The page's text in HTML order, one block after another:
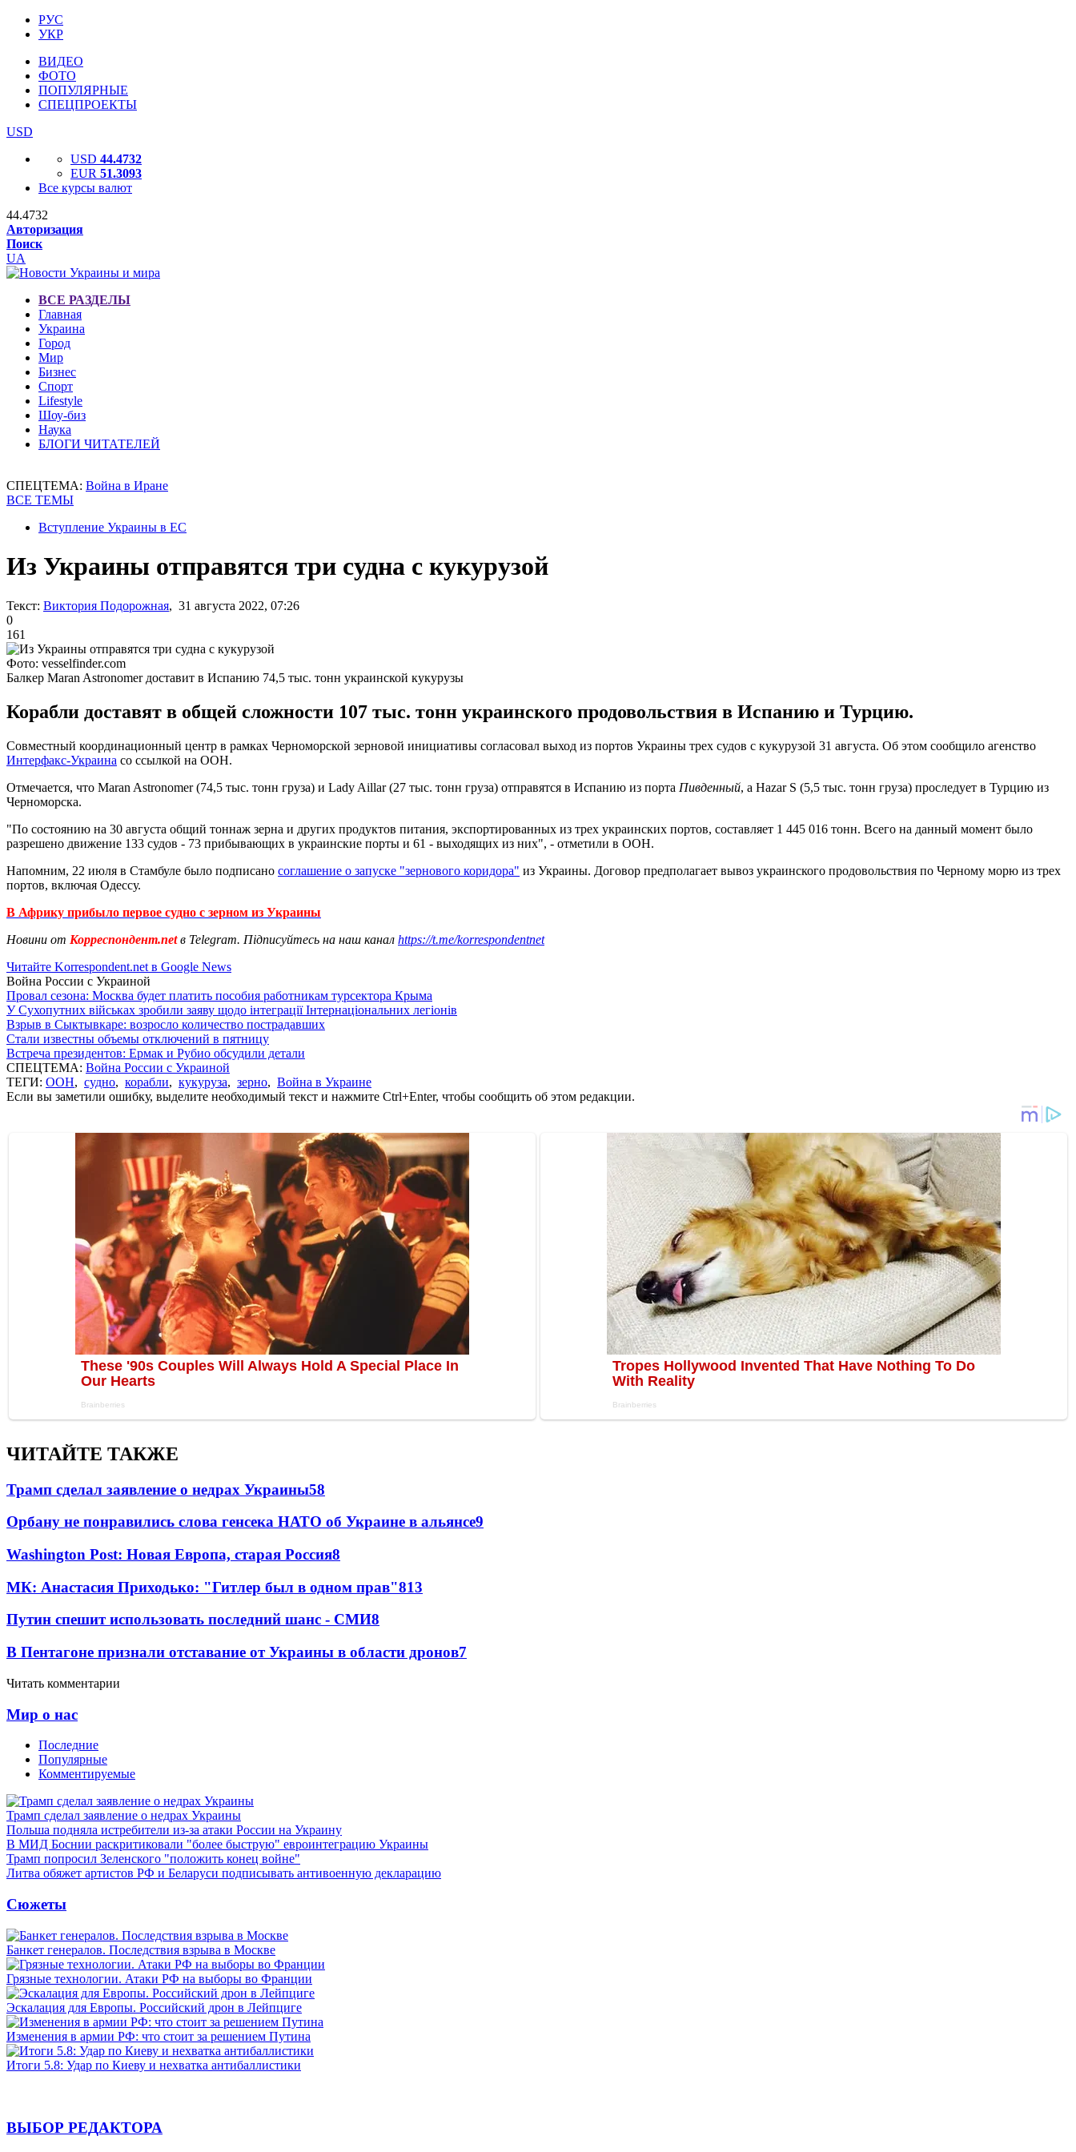
РУС
УКР
ВИДЕО
ФОТО
ПОПУЛЯРНЫЕ
СПЕЦПРОЕКТЫ
USD
USD 44.4732
EUR 51.3093
Все курсы валют
44.4732
Авторизация
Поиск
UA
ВСЕ РАЗДЕЛЫ
Главная
Украина
Город
Мир
Бизнес
Спорт
Lifestyle
Шоу-биз
Наука
БЛОГИ ЧИТАТЕЛЕЙ
СПЕЦТЕМА: Война в Иране
ВСЕ ТЕМЫ
Вступление Украины в ЕС
Из Украины отправятся три судна с кукурузой
Текст: Виктория Подорожная, 31 августа 2022, 07:26
0
161
Фото: vesselfinder.com
Балкер Maran Astronomer доставит в Испанию 74,5 тыс. тонн украинской кукурузы
Корабли доставят в общей сложности 107 тыс. тонн украинского продовольствия в Испанию и Турцию.
Совместный координационный центр в рамках Черноморской зерновой инициативы согласовал выход из портов Украины трех судов с кукурузой 31 августа. Об этом сообщило агенство
Интерфакс-Украина со ссылкой на ООН.
Отмечается, что Maran Astronomer (74,5 тыс. тонн груза) и Lady Aillar (27 тыс. тонн груза) отправятся в Испанию из порта Пивденный, а Hazar S (5,5 тыс. тонн груза) проследует в Турцию из
Черноморска.
"По состоянию на 30 августа общий тоннаж зерна и других продуктов питания, экспортированных из трех украинских портов, составляет 1 445 016 тонн. Всего на данный момент было
разрешено движение 133 судов - 73 прибывающих в украинские порты и 61 - выходящих из них", - отметили в ООН.
Напомним, 22 июля в Стамбуле было подписано соглашение о запуске "зернового коридора" из Украины. Договор предполагает вывоз украинского продовольствия по Черному морю из трех
портов, включая Одессу.
В Африку прибыло первое судно с зерном из Украины
Новини от Корреспондент.netв Telegram. Підписуйтесь на наш канал https://t.me/korrespondentnet
Читайте Korrespondent.net в Google News
Война России с Украиной
Провал сезона: Москва будет платить пособия работникам турсектора Крыма
У Сухопутних військах зробили заяву щодо інтеграції Інтернаціональних легіонів
Взрыв в Сыктывкаре: возросло количество пострадавших
Стали известны объемы отключений в пятницу
Встреча президентов: Ермак и Рубио обсудили детали
СПЕЦТЕМА: Война России с Украиной
ТЕГИ: ООН, судно, корабли, кукуруза, зерно, Война в Украине
Если вы заметили ошибку, выделите необходимый текст и нажмите Ctrl+Enter, чтобы сообщить об этом редакции.
ЧИТАЙТЕ ТАКЖЕ
Трамп сделал заявление о недрах Украины58
Орбану не понравились слова генсека НАТО об Украине в альянсе9
Washington Post: Новая Европа, старая Россия8
МК: Анастасия Приходько: "Гитлер был в одном прав"813
Путин спешит использовать последний шанс - СМИ8
В Пентагоне признали отставание от Украины в области дронов7
Читать комментарии
Мир о нас
Последние
Популярные
Комментируемые
Трамп сделал заявление о недрах Украины
Польша подняла истребители из-за атаки России на Украину
В МИД Боснии раскритиковали "более быструю" евроинтеграцию Украины
Трамп попросил Зеленского "положить конец войне"
Литва обяжет артистов РФ и Беларуси подписывать антивоенную декларацию
Сюжеты
Банкет генералов. Последствия взрыва в Москве
Грязные технологии. Атаки РФ на выборы во Франции
Эскалация для Европы. Российский дрон в Лейпциге
Изменения в армии РФ: что стоит за решением Путина
Итоги 5.8: Удар по Киеву и нехватка антибаллистики
ВЫБОР РЕДАКТОРА